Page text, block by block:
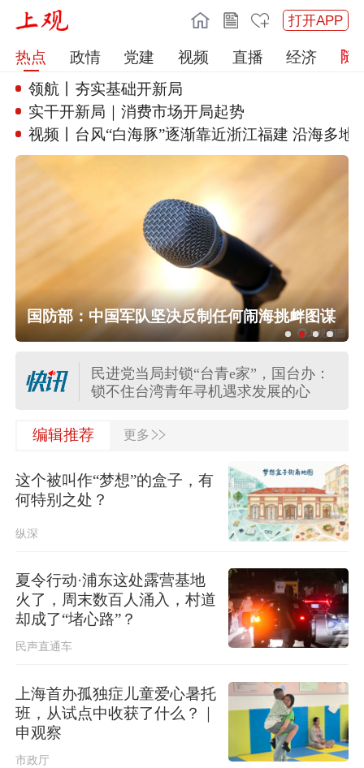
打开APP
热点 政情 党建 视频 直播
经济
领航丨夯实基础开新局
实干开新局｜消费市场开局起势
视频丨台风“白海豚”逐渐靠近浙江福建 沿海多地
国防部：中国军队坚决反制任何闹海挑衅图谋
浙江预报：“白海豚”或于9日下午到10
日早晨在苍南到象山一带沿海登陆
台湾发布台风“白海豚”海上警报
民进党当局封锁“台青e家”，国台办：
锁不住台湾青年寻机遇求发展的心
中白将举行“神鹰-2026”空降兵联合训
东航发布新规: 提前14天可免费退改签
票自8月7日17时起对外发售
浙江预报：“白海豚”或于9日下午到10
日早晨在苍南到象山一带沿海登陆
编辑推荐 更多 >>
这个被叫作“梦想”的盒子，有
何特别之处？
纵深
夏令行动·浦东这处露营基地
火了，周末数百人涌入，村道
却成了“堵心路”？
民声直通车
上海首办孤独症儿童爱心暑托
班，从试点中收获了什么？｜
申观察
市政厅